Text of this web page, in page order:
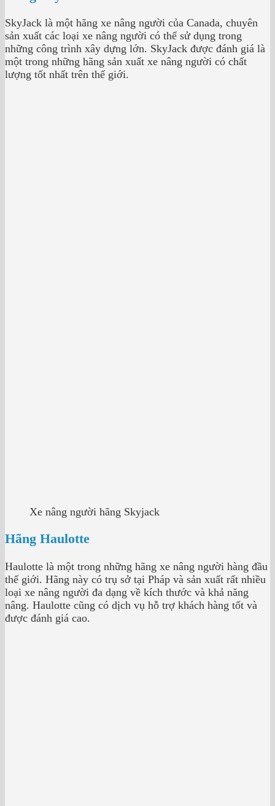
SkyJack là một hãng xe nâng người của Canada, chuyên
sản xuất các loại xe nâng người có thể sử dụng trong
những công trình xây dựng lớn. SkyJack được đánh giá là
một trong những hãng sản xuất xe nâng người có chất
lượng tốt nhất trên thế giới.
Xe nâng người hãng Skyjack
Hãng Haulotte
Haulotte là một trong những hãng xe nâng người hàng đầu
thế giới. Hãng này có trụ sở tại Pháp và sản xuất rất nhiều
loại xe nâng người đa dạng về kích thước và khả năng
nâng. Haulotte cũng có dịch vụ hỗ trợ khách hàng tốt và
được đánh giá cao.